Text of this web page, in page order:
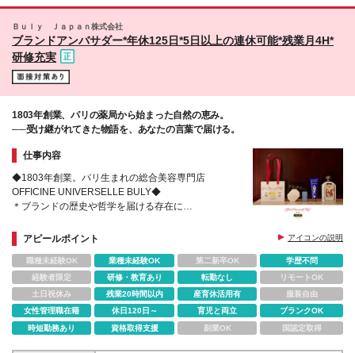
(1)月給179,700~294,000円 想定年収340~500万円
(2)時給970~1200円 ■岩手県 (1)月給
◎給与は勤務エリアや経験・能力に応じます ※試用期
間3ヶ月(その間の待遇・給与に差異なし)
1 帝国ホテルアーケードB1F ■大丸京都店 京都市下
京区四条通高倉西入立売西町79 ■伊勢丹立川店 立川
店 札幌市中央区南一条西3-8 ■大丸芦屋店 芦屋市船戸
町1-31 ■高松三越店 高松市内町7-1 ■盛岡川徳店 盛岡
市菜園1-10-1 パルクアベニューカワトク4F (変更の
Ｂｕｌｙ Ｊａｐａｎ株式会社
ブランドアンバサダー*年休125日*5日以上の連休可能*残業月4H*
研修充実
1803年創業、パリの薬局から始まった自然の恵み。
──受け継がれてきた物語を、あなたの言葉で届ける。
仕事内容
◆1803年創業。パリ生まれの総合美容専門店
OFFICINE UNIVERSELLE BULY◆
＊ブランドの歴史や哲学を届ける存在に
＊文化や芸術に触れて、教養を深められる研修制度あ
り
アピールポイント アイコンの説明
職種未経験OK 業種未経験OK 第二新卒OK
学歴不問
経験者限定
研修・教育あり 転勤なし
リモートOK
土日祝休み
残業20時間以内 産育休活用有
服装自由
女性管理職在籍
休日120日～ 育児と両立
ブランクOK
時短勤務あり
資格取得支援 副業OK 国認定取得